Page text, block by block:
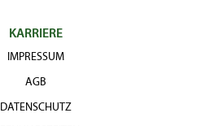
KARRIERE
IMPRESSUM
AGB
DATENSCHUTZ